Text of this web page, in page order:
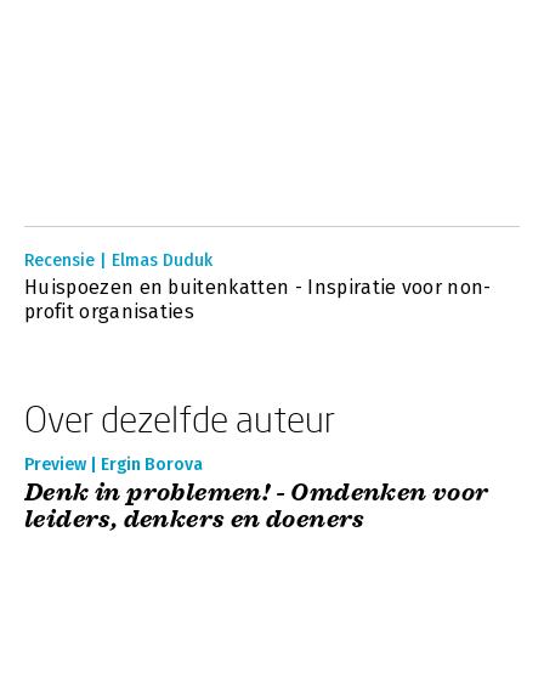
Recensie | Elmas Duduk
Huispoezen en buitenkatten - Inspiratie voor non-
profit organisaties
Over dezelfde auteur
Preview | Ergin Borova
Denk in problemen! - Omdenken voor
leiders, denkers en doeners